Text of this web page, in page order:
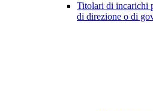
Titolari di incarichi
di direzione o di